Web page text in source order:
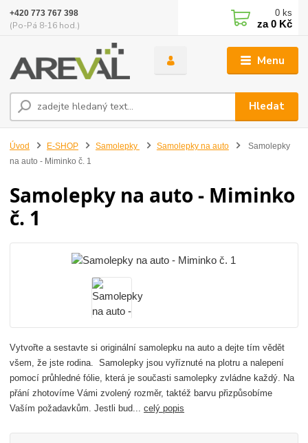
Menu
Hledat
+420 773 767 398
(Po-Pá 8-16 hod.)
0 ks
za0 Kč
Úvod E-SHOP Samolepky Samolepky na auto
Samolepky
na auto - Miminko č. 1
Samolepky na auto - Miminko
č. 1
Vytvořte a sestavte si originální samolepku na auto a dejte tím vědět
všem, že jste rodina. Samolepky jsou vyříznuté na plotru a nalepení
pomocí průhledné fólie, která je současti samolepky zvládne každý. Na
přání zhotovíme Vámi zvolený rozměr, taktéž barvu přizpůsobíme
Vaším požadavkům. Jestli bud...celý popis